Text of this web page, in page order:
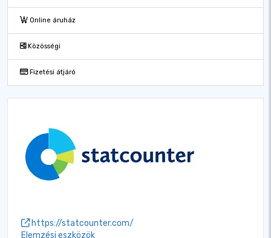
Online áruház
Közösségi
Fizetési átjáró
https://statcounter.com/
Elemzési eszközök